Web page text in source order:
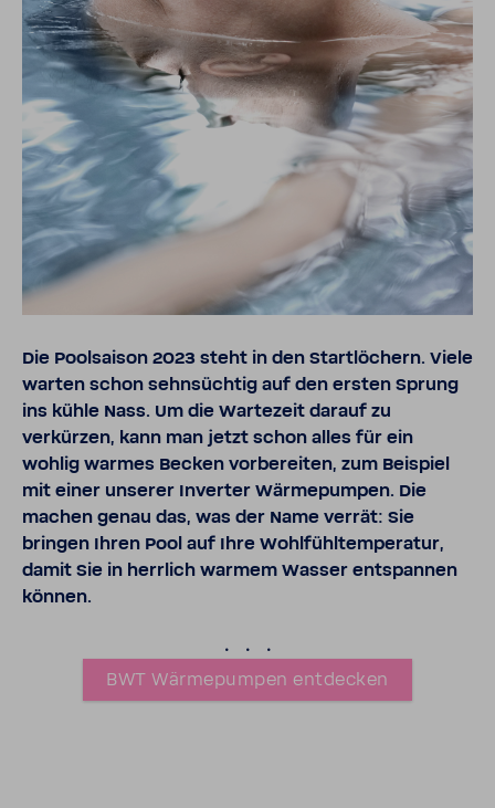
Die Pool­saison 2023 steht in den Start­lö­chern. Viele
warten schon sehn­süchtig auf den ersten Sprung
ins kühle Nass. Um die Warte­zeit darauf zu
verkürzen, kann man jetzt schon alles für ein
wohlig warmes Becken vorbe­reiten, zum Beispiel
mit einer unserer Inverter Wärme­pumpen. Die
machen genau das, was der Name verrät: Sie
bringen Ihren Pool auf Ihre Wohl­fühl­tem­pe­ratur,
damit Sie in herr­lich warmem Wasser entspannen
können.
.
BWT Wärme­pumpen entde­cken